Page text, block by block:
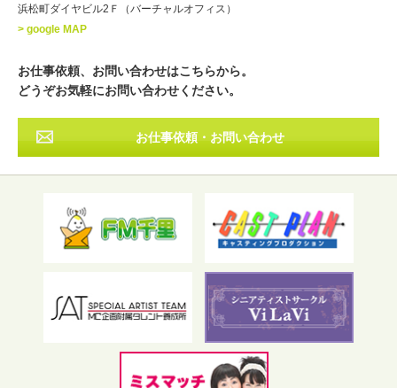
・出身地 北海道 東北
その他
フリーワード検索
浜松町ダイヤビル2Ｆ（バーチャルオフィス）
> google MAP
お仕事依頼、お問い合わせはこちらから。
どうぞお気軽にお問い合わせください。
お仕事依頼・お問い合わせ